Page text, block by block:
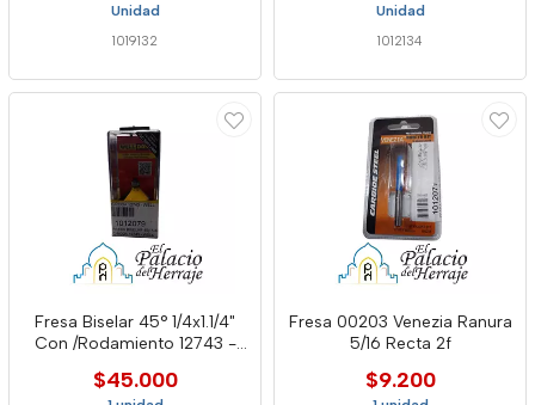
Unidad
1019132
Unidad
1012134
Fresa Biselar 45° 1/4x1.1/4"
Con /Rodamiento 12743 -
$45.000
Fresa 00203 Venezia Ranura
5/16 Recta 2f
$9.200